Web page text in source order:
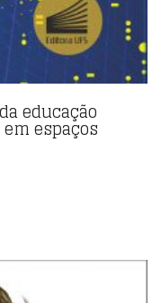
educação
espaços